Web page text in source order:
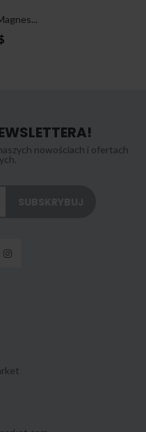
nowościach i ofertach